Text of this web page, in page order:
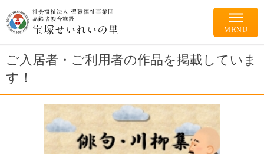
ご入居者・ご利用者の作品を掲載していま
す！